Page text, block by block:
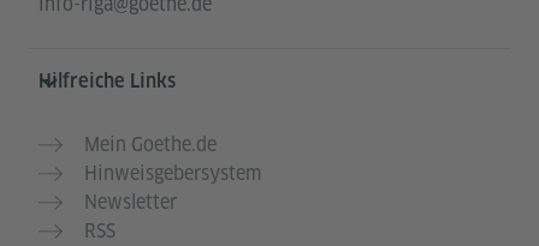
Hilfreiche Links
Mein Goethe.de
Hinweisgebersystem
Newsletter
RSS